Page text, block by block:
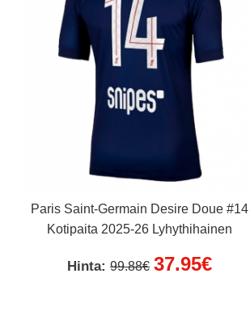
Paris Saint-Germain Desire Doue #14
Kotipaita 2025-26 Lyhythihainen
Hinta:99.88€ 37.95€